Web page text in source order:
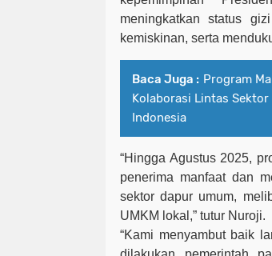
meningkatkan status
kemiskinan, serta
Baca Juga : Program
Kolaborasi Lintas
Indonesia
“Hingga Agustus 2025,
penerima manfaat dan
sektor dapur umum,
UMKM lokal,” tutur Nuroji.
“Kami menyambut baik